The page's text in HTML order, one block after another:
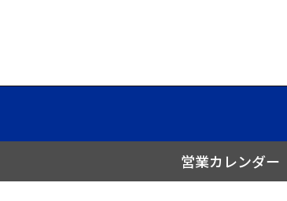
営業カレンダー